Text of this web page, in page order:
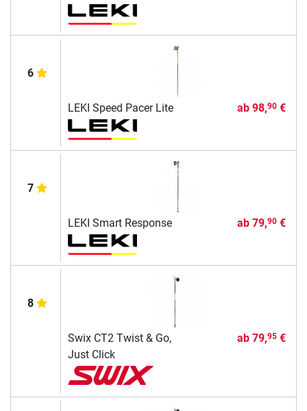
6
LEKI Speed Pacer Lite ab 98,90€
7
LEKI Smart Response ab 79,90€
8
Swix CT2 Twist & Go,
Just Click
ab 79,95€